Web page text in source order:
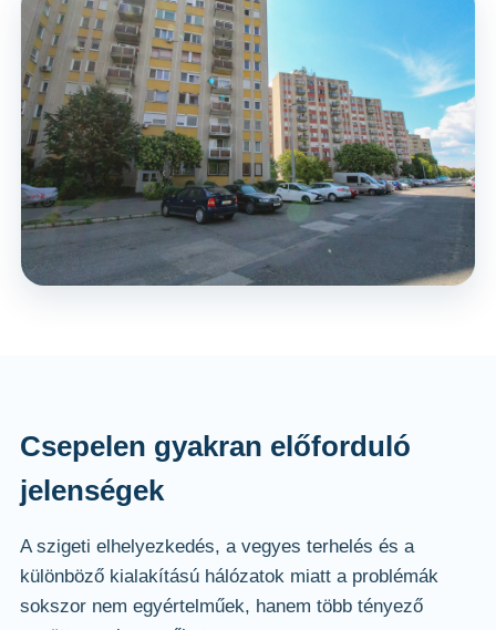
Csepelen gyakran előforduló
jelenségek
A szigeti elhelyezkedés, a vegyes terhelés és a
különböző kialakítású hálózatok miatt a problémák
sokszor nem egyértelműek, hanem több tényező